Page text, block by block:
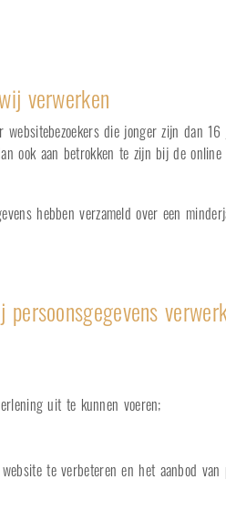
verwerken
die jonger zijn dan
ook aan betrokken te zijn bij de
hebben verzameld over een
uit te kunnen voeren;
te verbeteren en het aanbod